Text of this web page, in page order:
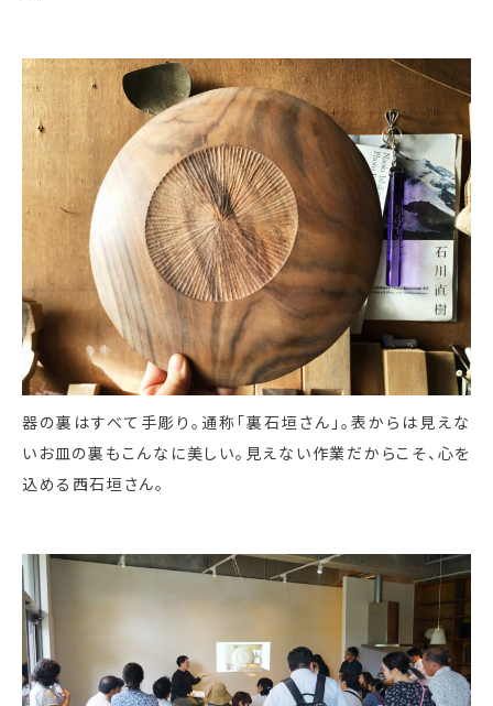
器の裏はすべて手彫り。通称「裏石垣さん」。表からは見えな
いお皿の裏もこんなに美しい。見えない作業だからこそ、心を
込める西石垣さん。